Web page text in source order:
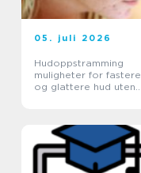
05. juli 2026
Hudoppstramming
muligheter for fastere
og glattere hud uten